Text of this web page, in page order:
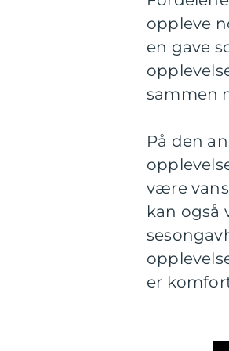
oppleve
en gave
sammen
På den
være
kan også
er